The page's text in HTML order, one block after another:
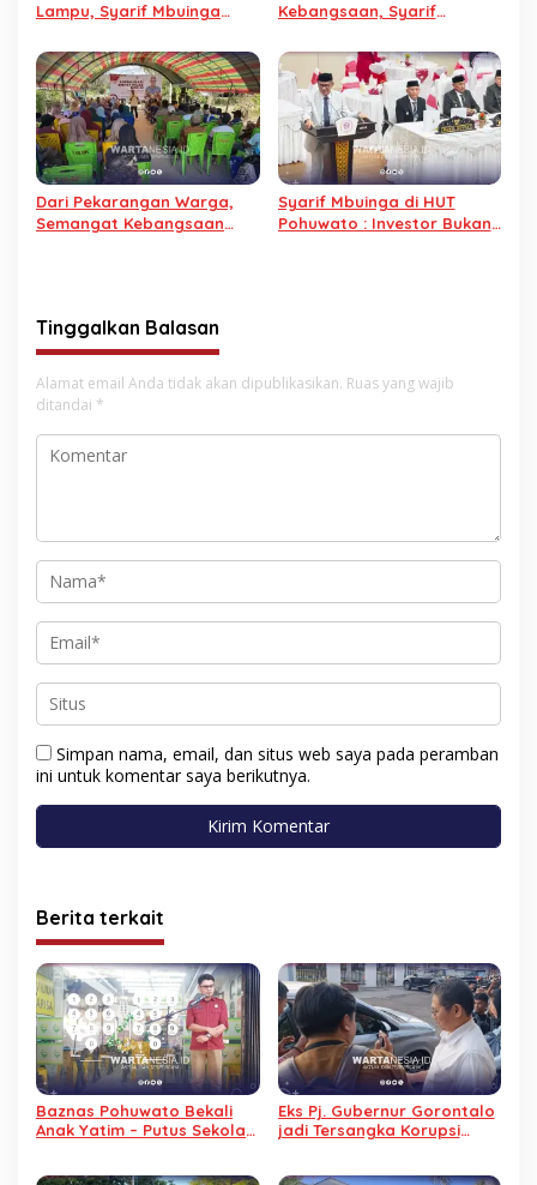
Lampu, Syarif Mbuinga
Tumbilotohe Bersama
Warga Boalemo
Kebangsaan, Syarif
Empat Pilar di Desa Huyula
Dari Pekarangan Warga,
Semangat Kebangsaan
Syarif Mbuinga di HUT
Pohuwato : Investor Bukan
Tinggalkan Balasan
Alamat email Anda tidak akan dipublikasikan. Ruas yang wajib
ditandai *
Simpan nama, email, dan situs web saya pada peramban
ini untuk komentar saya berikutnya.
Berita terkait
Baznas Pohuwato Bekali
Anak Yatim – Putus Sekolah
Eks Pj. Gubernur Gorontalo
jadi Tersangka Korupsi